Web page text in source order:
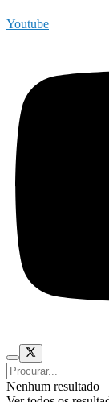
Youtube
Nenhum resultado